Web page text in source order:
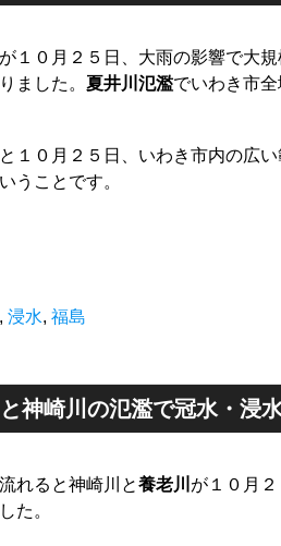
が１０月２５日、大雨の影響で大規
ました。 夏井川氾濫でいわき市
１０月２５日、いわき市内の広
うことです。
, 浸水, 福島
神崎川の氾濫で冠水・浸
れると神崎川と養老川 が１０月
た。